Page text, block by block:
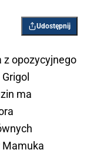
Udostępnij
z opozycyjnego
ma
Mamuka